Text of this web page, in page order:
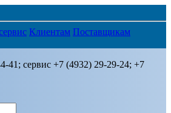
Клиентам Поставщикам
41; сервис +7 (4932) 29-29-24; +7